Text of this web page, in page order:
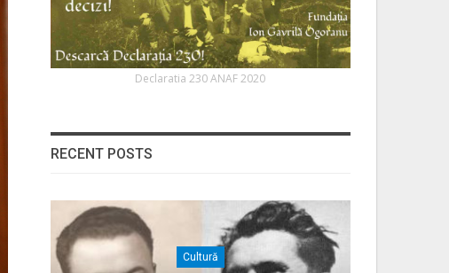
Declaratia 230 ANAF 2020
RECENT POSTS
Cultură